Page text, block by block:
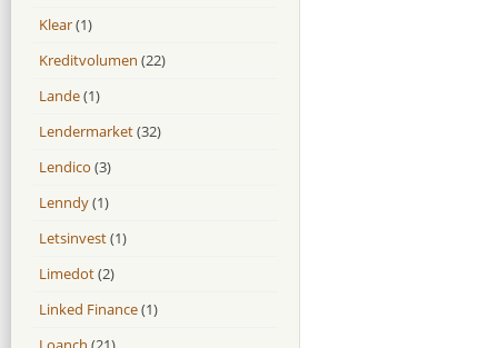
Klear(1)
Kreditvolumen (22)
Lande(1)
Lendermarket(32)
Lendico (3)
Lenndy(1)
Letsinvest(1)
Limedot(2)
Linked Finance(1)